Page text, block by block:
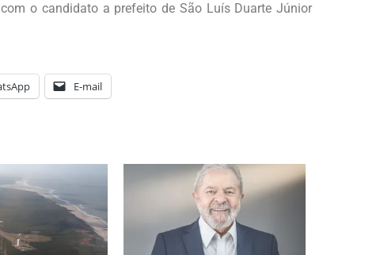
o candidato a prefeito de São Luís Duarte Júnior
E-mail